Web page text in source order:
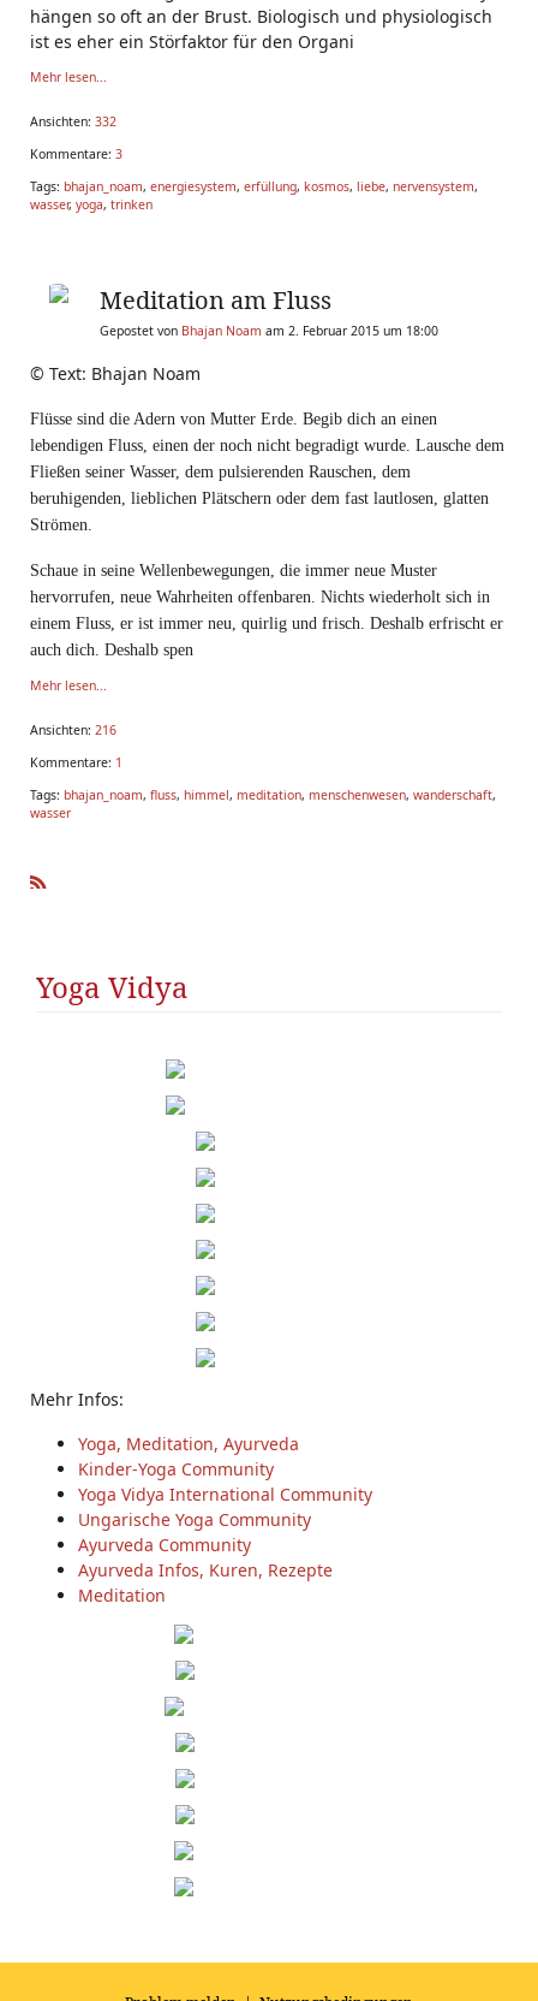
hängen so oft an der Brust. Biologisch und physiologisch
ist es eher ein Störfaktor für den Organi
Mehr lesen...
Ansichten: 332
Kommentare: 3
Tags: bhajan_noam, energiesystem, erfüllung, kosmos, liebe, nervensystem,
wasser, yoga, trinken
Meditation am Fluss
Gepostet von Bhajan Noam am 2. Februar 2015 um 18:00
© Text: Bhajan Noam
Flüsse sind die Adern von Mutter Erde. Begib dich an einen
lebendigen Fluss, einen der noch nicht begradigt wurde. Lausche dem
Fließen seiner Wasser, dem pulsierenden Rauschen, dem
beruhigenden, lieblichen Plätschern oder dem fast lautlosen, glatten
Strömen.
Schaue in seine Wellenbewegungen, die immer neue Muster
hervorrufen, neue Wahrheiten offenbaren. Nichts wiederholt sich in
einem Fluss, er ist immer neu, quirlig und frisch. Deshalb erfrischt er
auch dich. Deshalb spen
Mehr lesen...
Ansichten: 216
Kommentare: 1
Tags: bhajan_noam, fluss, himmel, meditation, menschenwesen, wanderschaft,
wasser
Yoga Vidya
Mehr Infos:
Yoga, Meditation, Ayurveda
Kinder-Yoga Community
Yoga Vidya International Community
Ungarische Yoga Community
Ayurveda Community
Ayurveda Infos, Kuren, Rezepte
Meditation